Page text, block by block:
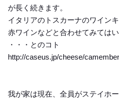
が長く続きます。
イタリアのトスカーナのワイン
赤ワインなどと合わせてみては
・・・とのコト
http://caseus.jp/cheese/
我が家は現在、全員がステイホ